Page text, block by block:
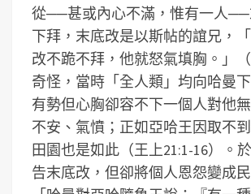
從──甚或內心不滿，惟有一人
下拜，末底改是以斯帖的誼兄，
改不跪不拜，他就怒氣填胸。」
奇怪，當時「全人類」均向哈曼
有勢但心胸卻容不下一個人對他
不安、氣憤；正如亞哈王因取不
田園也是如此（王上21:1-16）。
告末底改，但卻將個人恩怨變成